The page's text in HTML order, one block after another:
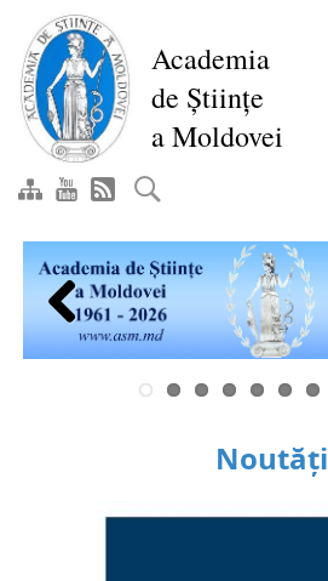
conţinutul
principal
Academia
de Științe
a Moldovei
Previous
Noutăți